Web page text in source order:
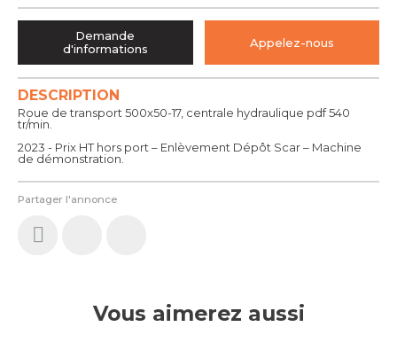
Partager l'annonce
DESCRIPTION
Roue de transport 500x50-17, centrale hydraulique pdf 540
tr/min.
2023 - Prix HT hors port – Enlèvement Dépôt Scar – Machine
de démonstration.
Demande
d'informations
Appelez-nous
Vous aimerez aussi